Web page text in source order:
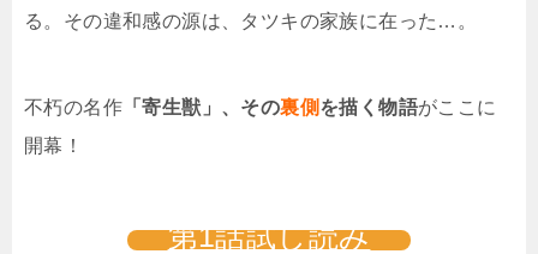
る。その違和感の源は、タツキの家族に在った…。
不朽の名作 「寄生獣」、その裏側 を描く物語がここに
開幕！
第1話試し読み